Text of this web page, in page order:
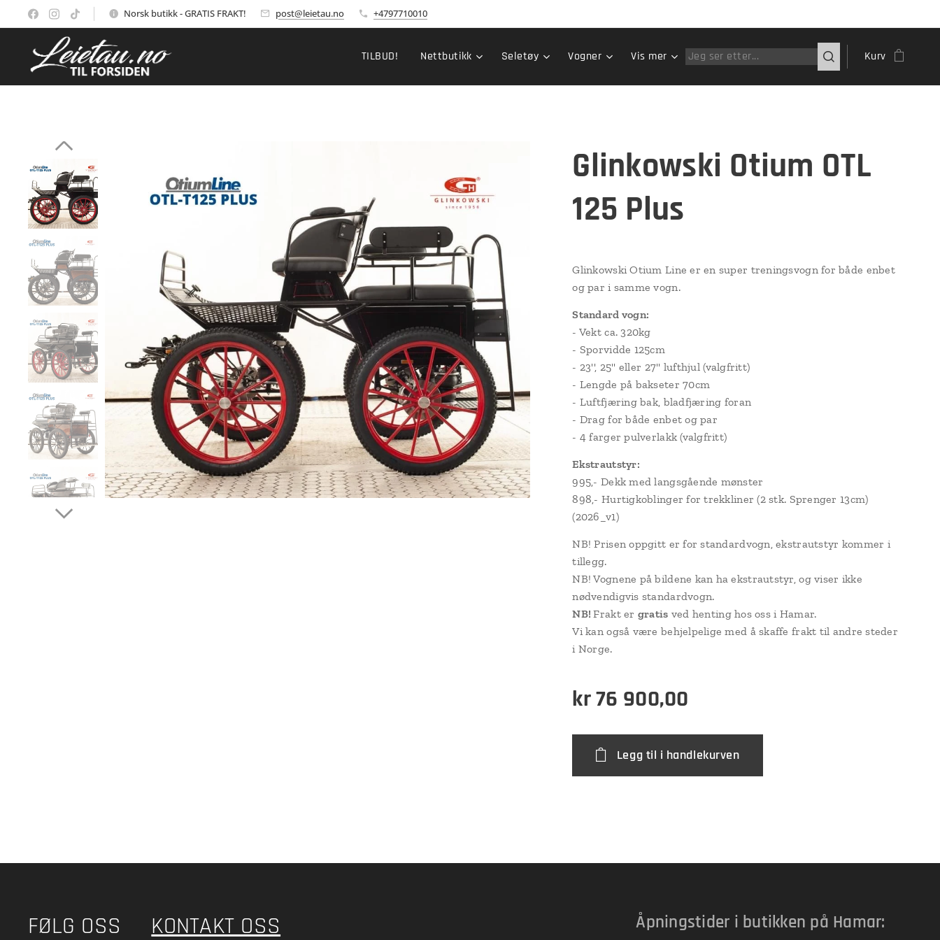
Norsk butikk - GRATIS FRAKT! post@leietau.no +4797710010
TILBUD! Nettbutikk Seletøy Vogner Vis mer Kurv
Glinkowski Otium OTL
125 Plus
Glinkowski Otium Line er en super treningsvogn for både enbet
og par i samme vogn.
Standard vogn:
- Vekt ca. 320kg
- Sporvidde 125cm
- 23'', 25'' eller 27'' lufthjul (valgfritt)
- Lengde på bakseter 70cm
- Luftfjæring bak, bladfjæring foran
- Drag for både enbet og par
- 4 farger pulverlakk (valgfritt)
Ekstrautstyr:
995,- Dekk med langsgående mønster
898,- Hurtigkoblinger for trekkliner (2 stk. Sprenger 13cm)
(2026_v1)
NB! Prisen oppgitt er for standardvogn, ekstrautstyr kommer i
tillegg.
NB! Vognene på bildene kan ha ekstrautstyr, og viser ikke
nødvendigvis standardvogn.
NB! Frakt er gratis ved henting hos oss i Hamar.
Vi kan også være behjelpelige med å skaffe frakt til andre steder
i Norge.
kr76 900,00
Legg til i handlekurven
FØLG OSS KONTAKT OSS Åpningstider i butikken på Hamar: